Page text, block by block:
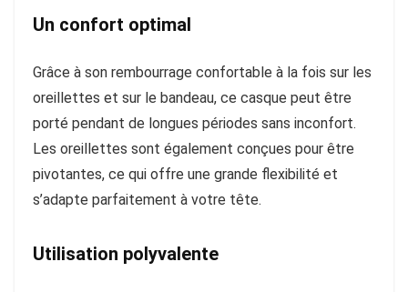
Un confort optimal
Grâce à son rembourrage confortable à la fois sur les
oreillettes et sur le bandeau, ce casque peut être
porté pendant de longues périodes sans inconfort.
Les oreillettes sont également conçues pour être
pivotantes, ce qui offre une grande flexibilité et
s’adapte parfaitement à votre tête.
Utilisation polyvalente